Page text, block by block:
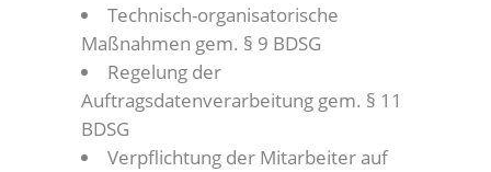
Technisch-organisatorische
Maßnahmen gem. § 9 BDSG
Regelung der
Auftragsdatenverarbeitung gem. § 11
BDSG
Verpflichtung der Mitarbeiter auf